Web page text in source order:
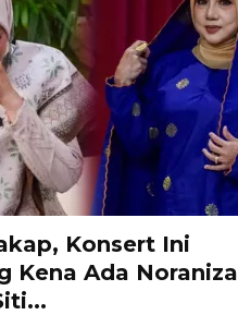
Konsert Ini
Kena Ada Noraniza